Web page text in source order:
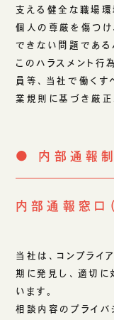
支える健全な職場環
個人の尊厳を傷つ
できない問題である
このハラスメント行
員等、当社で働くす
業規則に基づき厳正
● 内部通報制
内部通報窓口
当社は、コンプライ
期に発見し、適切に
います。
相談内容のプライバ